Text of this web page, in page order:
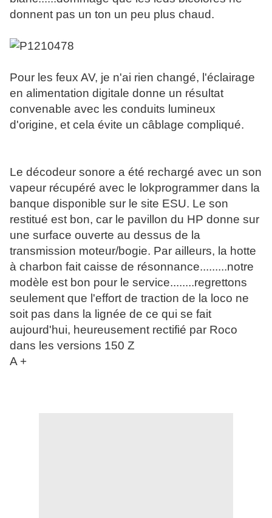
donnent pas un ton un peu plus chaud.
Pour les feux AV, je n'ai rien changé, l'éclairage
en alimentation digitale donne un résultat
convenable avec les conduits lumineux
d'origine, et cela évite un câblage compliqué.
Le décodeur sonore a été rechargé avec un son
vapeur récupéré avec le lokprogrammer dans la
banque disponible sur le site ESU. Le son
restitué est bon, car le pavillon du HP donne sur
une surface ouverte au dessus de la
transmission moteur/bogie. Par ailleurs, la hotte
à charbon fait caisse de résonnance.........notre
modèle est bon pour le service........regrettons
seulement que l'effort de traction de la loco ne
soit pas dans la lignée de ce qui se fait
aujourd'hui, heureusement rectifié par Roco
dans les versions 150 Z
A +